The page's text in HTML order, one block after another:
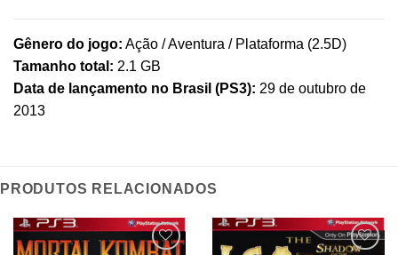
Gênero do jogo: Ação / Aventura / Plataforma (2.5D)
Tamanho total: 2.1 GB
Data de lançamento no Brasil (PS3): 29 de outubro de
2013
PRODUTOS RELACIONADOS